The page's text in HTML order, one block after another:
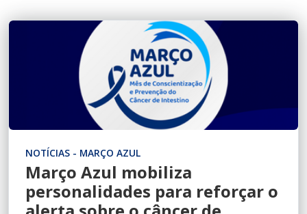
NOTÍCIAS - MARÇO AZUL
Março Azul mobiliza
personalidades para reforçar o